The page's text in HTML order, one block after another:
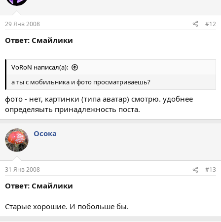
29 Янв 2008 #12
Ответ: Смайлики
VoRoN написал(а):
а ты с мобильника и фото просматриваешь?
фото - нет, картинки (типа аватар) смотрю. удобнее
определяыть принадлежность поста.
Осока
31 Янв 2008 #13
Ответ: Смайлики
Старые хорошие. И побольше бы.